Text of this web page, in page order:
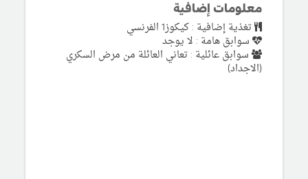
معلومات إضافية
تغذية إضافية : كيكوز1 الفرنسي
سوابق هامة : لا يوجد
سوابق عائلية : تعاني العائلة من مرض السكري
(الاجداد)